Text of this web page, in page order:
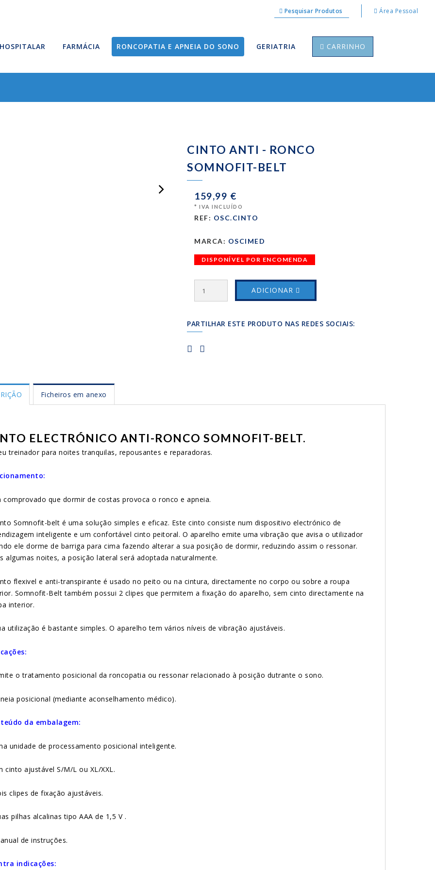
Pesquisar Produtos Área Pessoal
HOSPITALAR FARMÁCIA RONCOPATIA E APNEIA DO SONO GERIATRIA CARRINHO
CINTO ANTI - RONCO
SOMNOFIT-BELT
159,99 €
* IVA INCLUÍDO
REF: OSC.CINTO
MARCA: OSCIMED
DISPONÍVEL POR ENCOMENDA
ADICIONAR
PARTILHAR ESTE PRODUTO NAS REDES SOCIAIS:
Ficheiros em anexo
ELECTRÓNICO ANTI-RONCO SOMNOFIT-BELT.
treinador para noites tranquilas, repousantes e reparadoras.
comprovado que dormir de costas provoca o ronco e apneia.
Somnofit-belt é uma solução simples e eficaz. Este cinto consiste num dispositivo electrónico de
inteligente e um confortável cinto peitoral. O aparelho emite uma vibração que avisa o utilizador
ele dorme de barriga para cima fazendo alterar a sua posição de dormir, reduzindo assim o ressonar.
algumas noites, a posição lateral será adoptada naturalmente.
flexivel e anti-transpirante é usado no peito ou na cintura, directamente no corpo ou sobre a roupa
Somnofit-Belt também possui 2 clipes que permitem a fixação do aparelho, sem cinto directamente na
interior.
utilização é bastante simples. O aparelho tem vários níveis de vibração ajustáveis.
o tratamento posicional da roncopatia ou ressonar relacionado à posição dutrante o sono.
posicional (mediante aconselhamento médico).
da embalagem:
unidade de processamento posicional inteligente.
cinto ajustável S/M/L ou XL/XXL.
clipes de fixação ajustáveis.
pilhas alcalinas tipo AAA de 1,5 V .
de instruções.
indicações: